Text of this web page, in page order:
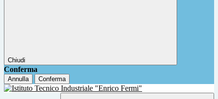
Chiudi
Conferma
Annulla Conferma